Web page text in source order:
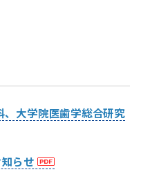
、大学院医歯学総合研究
らせ